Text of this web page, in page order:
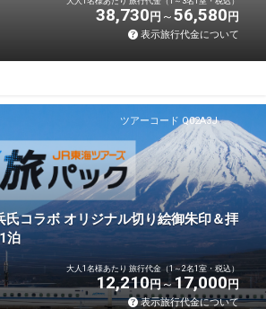
38,730 円 56,580 円
表示旅行代金について
ツアーコード Q02A3J
氏コラボ オリジナル切り絵御朱印＆拝
泊
大人1名様あたり 旅行代金（1～2名1室・税込）
12,210円 17,000円
表示旅行代金について